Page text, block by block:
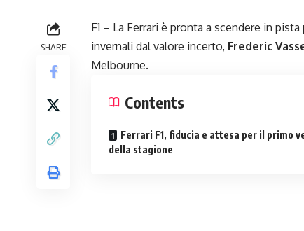
SHARE
F1 – La Ferrari è pronta a scendere in
invernali dal valore incerto, Frederic
Melbourne.
Contents
Ferrari F1, fiducia e attesa per il primo
della stagione